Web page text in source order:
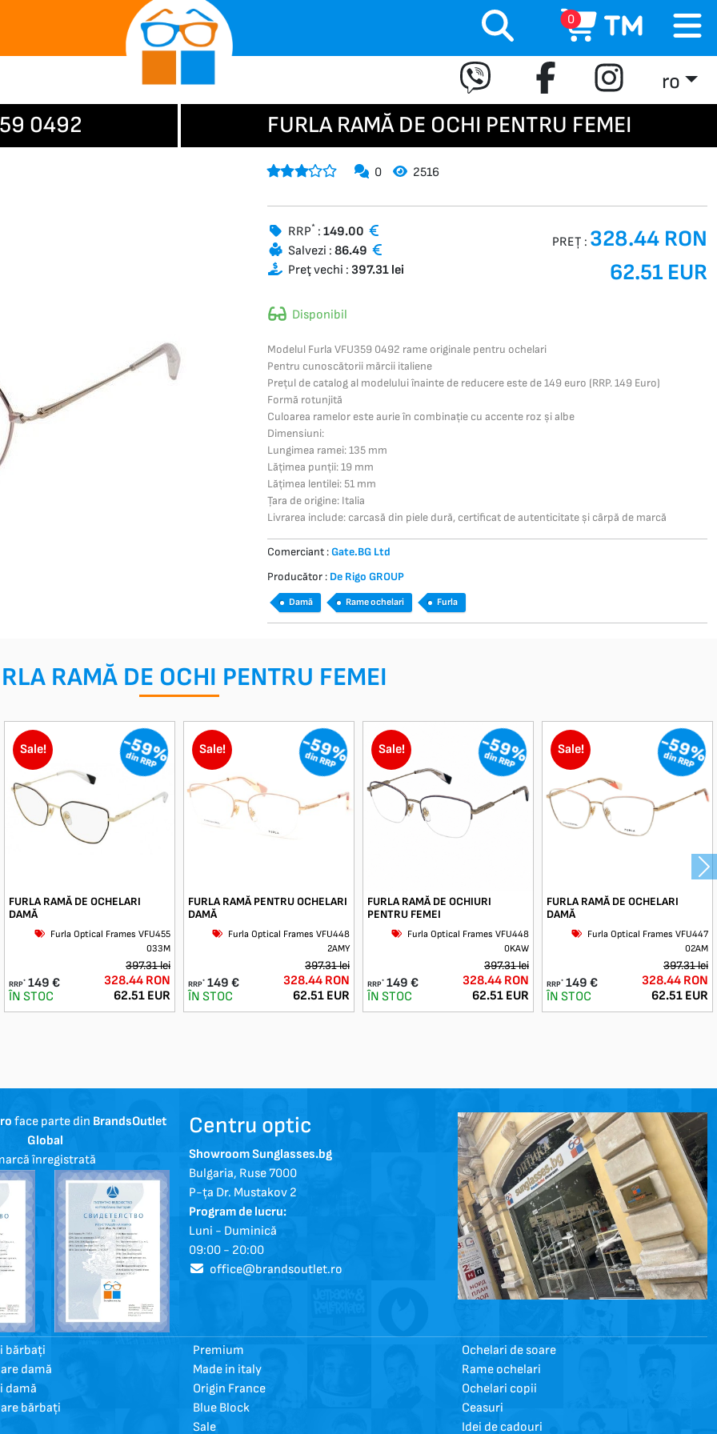
0
ro
0492 FURLA RAMĂ DE OCHI PENTRU FEMEI
0 2516
RRP* : 149.00
Salvezi : 86.49
Preţ vechi : 397.31 lei
PREȚ : 328.44 RON
62.51 EUR
Disponibil
Modelul Furla VFU359 0492 rame originale pentru ochelari
Pentru cunoscătorii mărcii italiene
Prețul de catalog al modelului înainte de reducere este de 149 euro (RRP. 149 Euro)
Formă rotunjită
Culoarea ramelor este aurie în combinație cu accente roz și albe
Dimensiuni:
Lungimea ramei: 135 mm
Lățimea punții: 19 mm
Lățimea lentilei: 51 mm
Țara de origine: Italia
Livrarea include: carcasă din piele dură, certificat de autenticitate și cârpă de marcă
Comerciant :Gate.BG Ltd
Producător : De Rigo GROUP
Damă Rame ochelari Furla
RAMĂ DE OCHI PENTRU FEMEI
-59%
din RRP
Sale!
FURLA RAMĂ DE OCHELARI
DAMĂ
Furla Optical Frames VFU455
033M
RRP* 149 €
ÎN STOC
397.31 lei
328.44 RON
62.51 EUR
-59%
din RRP
Sale!
FURLA RAMĂ PENTRU OCHELARI
DAMĂ
Furla Optical Frames VFU448
2AMY
RRP* 149 €
ÎN STOC
397.31 lei
328.44 RON
62.51 EUR
-59%
din RRP
Sale!
FURLA RAMĂ DE OCHIURI
PENTRU FEMEI
Furla Optical Frames VFU448
0KAW
RRP* 149 €
ÎN STOC
397.31 lei
328.44 RON
62.51 EUR
-59%
din RRP
Sale!
FURLA RAMĂ DE OCHELARI
DAMĂ
Furla Optical Frames VFU447
02AM
RRP* 149 €
ÎN STOC
397.31 lei
328.44 RON
62.51 EUR
face parte din BrandsOutlet
Global
înregistrată
Centru optic
Showroom Sunglasses.bg
Bulgaria, Ruse 7000
P-ța Dr. Mustakov 2
Program de lucru:
Luni - Duminică
09:00 - 20:00
office@brandsoutlet.ro
bărbați
damă
damă
bărbați
Premium
Made in italy
Origin France
Blue Block
Sale
Ochelari de soare
Rame ochelari
Ochelari copii
Ceasuri
Idei de cadouri